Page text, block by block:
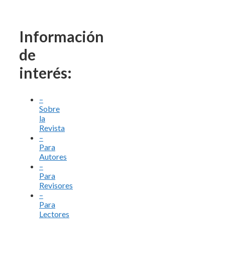
Información
de
interés:
–
Sobre
la
Revista
–
Para
Autores
–
Para
Revisores
–
Para
Lectores